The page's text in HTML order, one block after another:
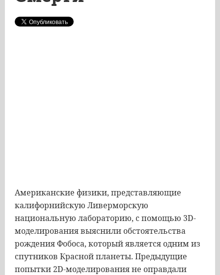
Американские физики, представляющие
калифорнийскую Ливерморскую
национальную лабораторию, с помощью 3D-
моделирования выяснили обстоятельства
рождения Фобоса, который является одним из
спутников Красной планеты. Предыдущие
попытки 2D-моделирования не оправдали